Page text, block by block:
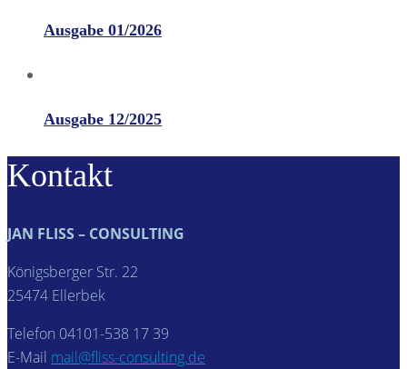
Ausgabe 01/2026
Ausgabe 12/2025
Kontakt
JAN FLISS – CONSULTING
Königsberger Str. 22
25474 Ellerbek
Telefon 04101-538 17 39
E-Mail mail@fliss-consulting.de